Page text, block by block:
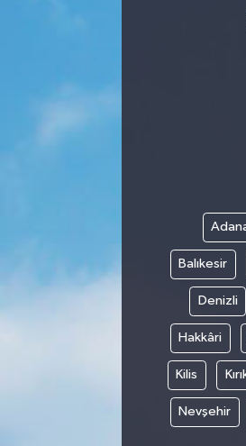
Balıkesir
Denizli
Hakkâri
Kilis
Nevşehir